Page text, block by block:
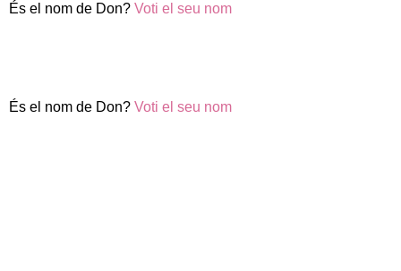
És el nom de Don? Voti el seu nom
És el nom de Don? Voti el seu nom